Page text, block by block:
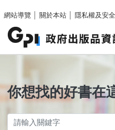
網站導覽
關於本站 隱私權及安
你想找的好書在